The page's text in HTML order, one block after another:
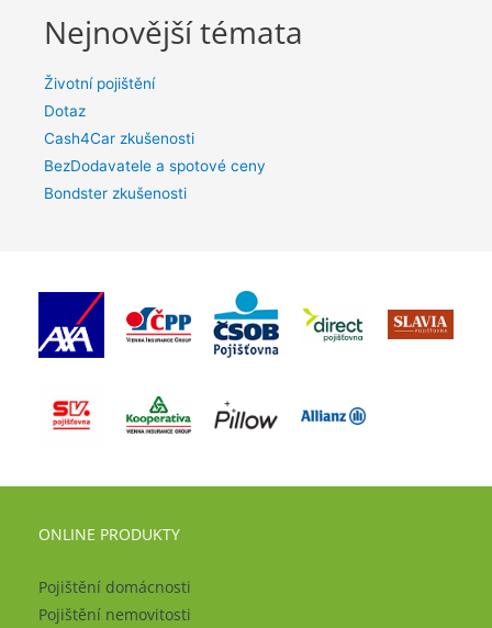
Nejnovější témata
Životní pojištění
Dotaz
Cash4Car zkušenosti
BezDodavatele a spotové ceny
Bondster zkušenosti
ONLINE PRODUKTY
Pojištění domácnosti
Pojištění nemovitosti